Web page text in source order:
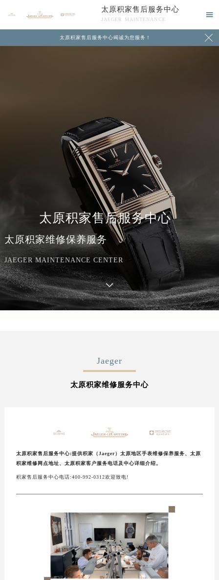
太原积家售后服务中心
JAEGER MAINTENANCE

太原积家售后服务中心竭诚为您服务！ 
太原积家售后服务中心
太原积家维修保养服务
JAEGER MAINTENANCE CENTER
Jaeger
太原积家维修服务中心
太原积家售后服务中心:提供积家（Jaeger）太原地区手表维修保养服务、太原
积家维修网点地址、太原积家客户服务电话及中心详细介绍。
积家售后服务中心电话:400-992-0312欢迎致电!